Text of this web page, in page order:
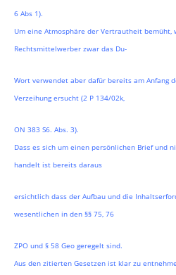
6 Abs 1).
Um eine Atmosphäre der Vertrautheit bemüht,
Rechtsmittelwerber zwar das Du-
Wort verwendet aber dafür bereits am Anfang
Verzeihung ersucht (2 P 134/02k,
ON 383 S6. Abs. 3).
Dass es sich um einen persönlichen Brief und
handelt ist bereits daraus
ersichtlich dass der Aufbau und die
wesentlichen in den §§ 75, 76
ZPO und § 58 Geo geregelt sind.
Aus den zitierten Gesetzen ist klar zu